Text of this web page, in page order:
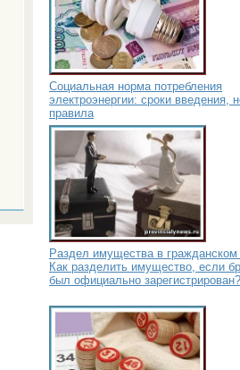
Социальная норма потребления
электроэнергии: сроки введения,
правила
Раздел имущества в гражданском
Как разделить имущество, если
был официально зарегистрирован?